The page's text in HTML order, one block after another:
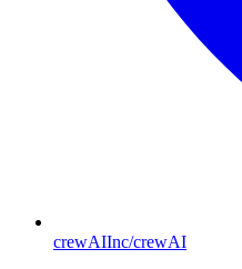
crewAIInc/crewAI